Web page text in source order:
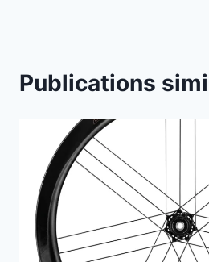
Publications